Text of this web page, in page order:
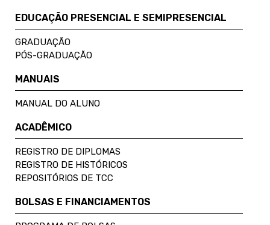
EDUCAÇÃO PRESENCIAL E SEMIPRESENCIAL
GRADUAÇÃO
PÓS-GRADUAÇÃO
MANUAIS
MANUAL DO ALUNO
ACADÊMICO
REGISTRO DE DIPLOMAS
REGISTRO DE HISTÓRICOS
REPOSITÓRIOS DE TCC
BOLSAS E FINANCIAMENTOS